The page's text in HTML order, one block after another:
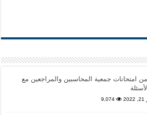
امتحانات جمعية المحاسبين والمراجعين مع
9,074